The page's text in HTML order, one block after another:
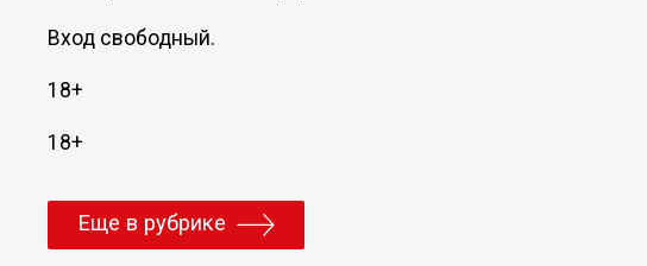
Вход свободный.
18+
18+
Еще в рубрике